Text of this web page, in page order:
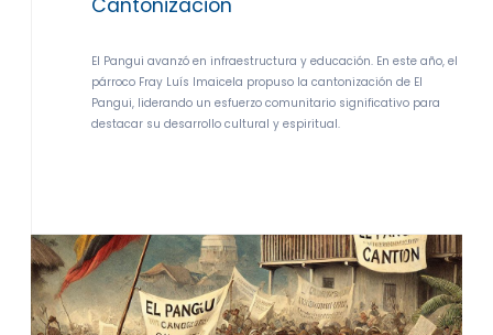
Cantonización
El Pangui avanzó en infraestructura y educación. En este año, el
párroco Fray Luís Imaicela propuso la cantonización de El
Pangui, liderando un esfuerzo comunitario significativo para
destacar su desarrollo cultural y espiritual.